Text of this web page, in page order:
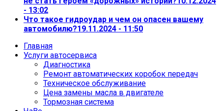
- 13:02
Что такое гидроудар и чем он опасен вашему
автомобилю?19.11.2024 - 11:50
Главная
Услуги автосервиса
Диагностика
Ремонт автоматических коробок передач
Техническое обслуживание
Цена замены масла в двигателе
Тормозная система